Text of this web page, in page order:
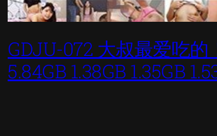
GDJU-072 大叔最爱吃
5.84GB 1.38GB 1.35GB